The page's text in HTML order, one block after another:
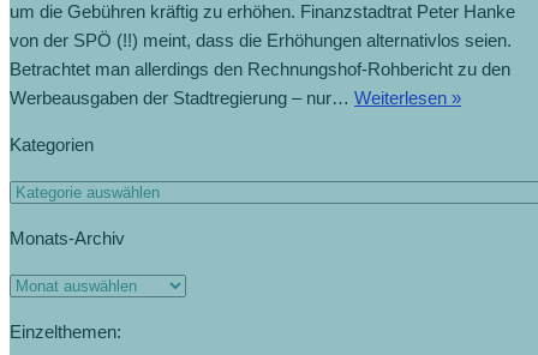
um die Gebühren kräftig zu erhöhen. Finanzstadtrat Peter Hanke
von der SPÖ (!!) meint, dass die Erhöhungen alternativlos seien.
Betrachtet man allerdings den Rechnungshof-Rohbericht zu den
Werbeausgaben der Stadtregierung – nur… Weiterlesen »
Kategorien
Monats-Archiv
Einzelthemen: